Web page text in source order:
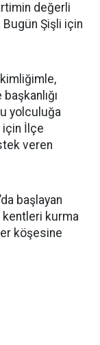
değerli
Şişli için
yolculuğa
için İlçe
veren
başlayan
kentleri kurma
köşesine